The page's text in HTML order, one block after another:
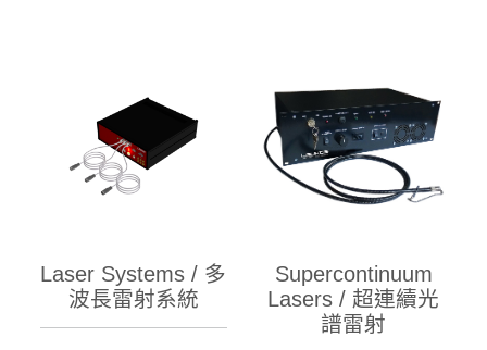
Laser Systems / 多
波長雷射系統
Supercontinuum
Lasers / 超連續光
譜雷射